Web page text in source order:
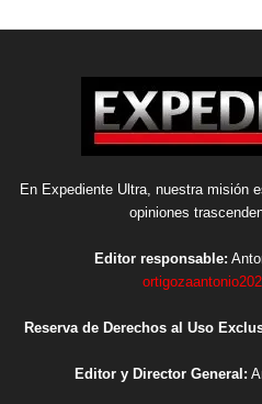
En Expediente Ultra, nuestra misión
opiniones
Editor responsable:
Reserva de Derechos al Uso
Editor y Director General: